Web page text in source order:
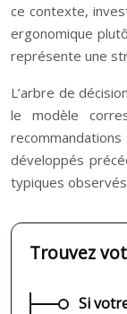
ce contexte,
ergonomique
représente une
L’arbre de
le modèle
développés
typiques
Trouvez
Si